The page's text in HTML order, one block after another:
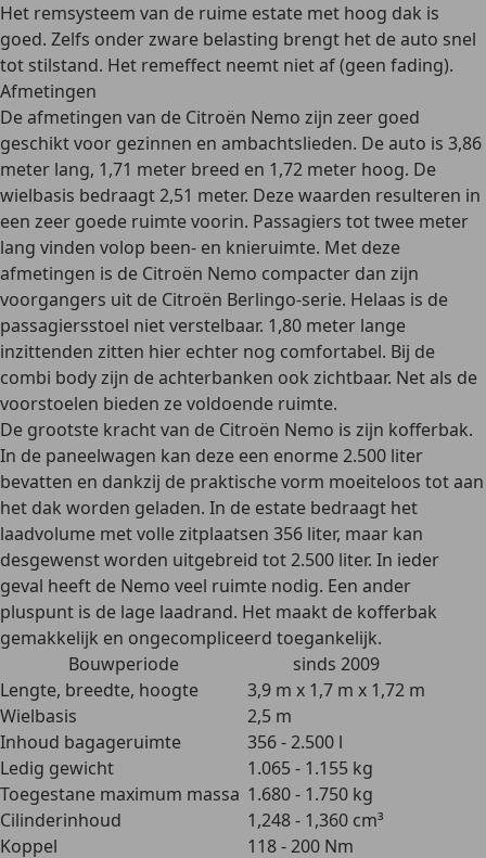
Het remsysteem van de ruime estate met hoog dak is
goed. Zelfs onder zware belasting brengt het de auto snel
tot stilstand. Het remeffect neemt niet af (geen fading).
Afmetingen
De afmetingen van de Citroën Nemo zijn zeer goed
geschikt voor gezinnen en ambachtslieden. De auto is 3,86
meter lang, 1,71 meter breed en 1,72 meter hoog. De
wielbasis bedraagt 2,51 meter. Deze waarden resulteren in
een zeer goede ruimte voorin. Passagiers tot twee meter
lang vinden volop been- en knieruimte. Met deze
afmetingen is de Citroën Nemo compacter dan zijn
voorgangers uit de Citroën Berlingo-serie. Helaas is de
passagiersstoel niet verstelbaar. 1,80 meter lange
inzittenden zitten hier echter nog comfortabel. Bij de
combi bodyzijn de achterbanken ook zichtbaar. Net als de
voorstoelen bieden zevoldoende ruimte.
De grootste kracht van de Citroën Nemo is zijn kofferbak.
In de paneelwagen kan deze een enorme2.500 liter
bevatten en dankzij de praktische vorm moeiteloos tot aan
het dak worden geladen. In de estate bedraagt het
laadvolume met volle zitplaatsen 356 liter, maar kan
desgewenst worden uitgebreid tot2.500 liter. In ieder
geval heeft de Nemo veel ruimte nodig. Een ander
pluspunt is de lage laadrand. Het maakt de kofferbak
gemakkelijk en ongecompliceerd toegankelijk.
Bouwperiode
sinds 2009
Lengte, breedte, hoogte
3,9 m x 1,7 m x 1,72 m
Wielbasis
2,5 m
Inhoud bagageruimte
356 - 2.500 l
Ledig gewicht
1.065 - 1.155 kg
Toegestane maximum massa 1.680 - 1.750 kg
Cilinderinhoud
1,248 - 1,360 cm³
Koppel
118 - 200 Nm